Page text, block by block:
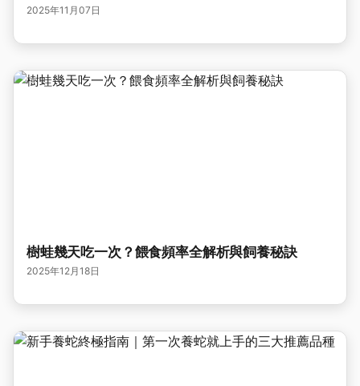
2025年11月07日
樹蛙幾天吃一次？餵食頻率全解析與飼養秘訣
2025年12月18日